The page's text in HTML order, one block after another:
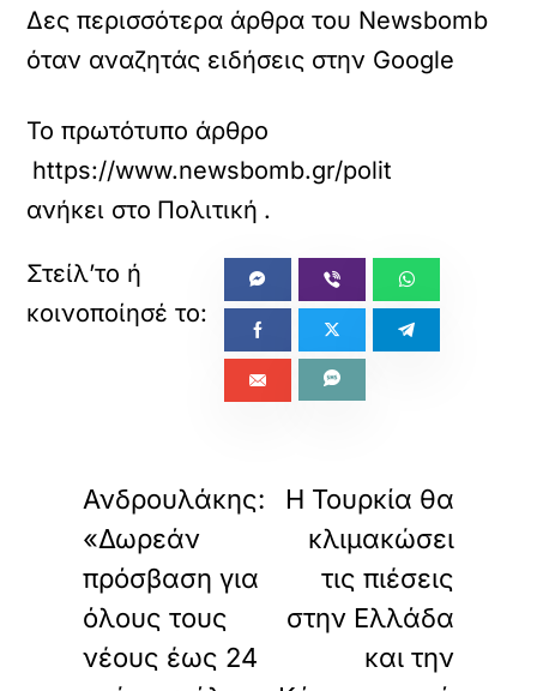
Δες περισσότερα άρθρα του Newsbomb
όταν αναζητάς ειδήσεις στην Google
Το πρωτότυπο άρθρο
https://www.newsbomb.gr/politikh/story/
ανήκει στο Πολιτική .
Ανδρουλάκης:
«Δωρεάν
πρόσβαση για
όλους τους
νέους έως 24
Η Τουρκία θα
κλιμακώσει
τις πιέσεις
στην Ελλάδα
και την